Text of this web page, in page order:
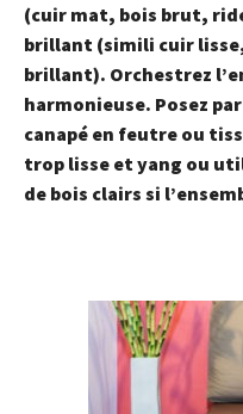
(cuir mat, bois brut,
brillant (simili cuir
brillant). Orchestrez
harmonieuse. Posez
canapé en feutre ou
trop lisse et yang ou
de bois clairs si